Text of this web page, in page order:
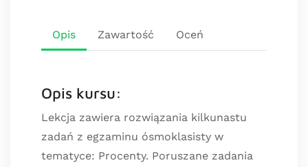
Opis Zawartość Oceń
Opis kursu:
Lekcja zawiera rozwiązania kilkunastu
zadań z egzaminu ósmoklasisty w
tematyce: Procenty. Poruszane zadania